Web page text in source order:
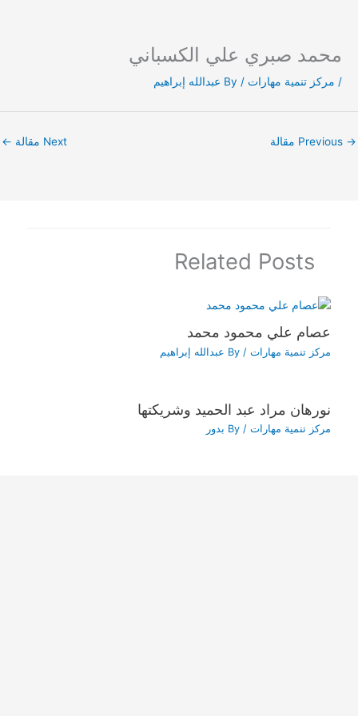
content
محمد صبري علي الكسباني
/ مركز تنمية مهارات / By عبدالله إبراهيم
→ Next مقالة ←
Related Posts
عصام علي محمود محمد
مركز تنمية مهارات / By عبدالله إبراهيم
نورهان مراد عبد الحميد وشريكتها
مركز تنمية مهارات / By بدور